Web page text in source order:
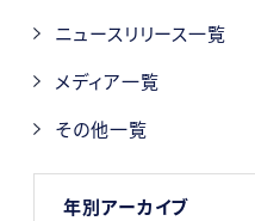
ニュースリリース一覧
メディア一覧
その他一覧
年別アーカイブ